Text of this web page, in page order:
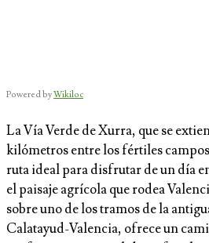
Powered byWikiloc
La Vía Verde de Xurra, que se
kilómetros entre los fértiles
ruta ideal para disfrutar de un día
el paisaje agrícola que rodea
sobre uno de los tramos de la
Calatayud-Valencia, ofrece un